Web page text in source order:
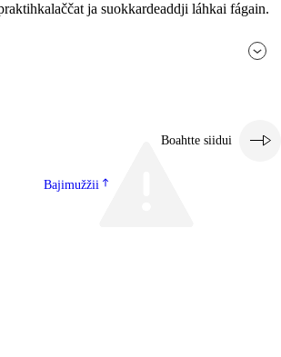
ja suokkardeaddji láhkai fágain.
Boahtte siidui
Bajimužžii